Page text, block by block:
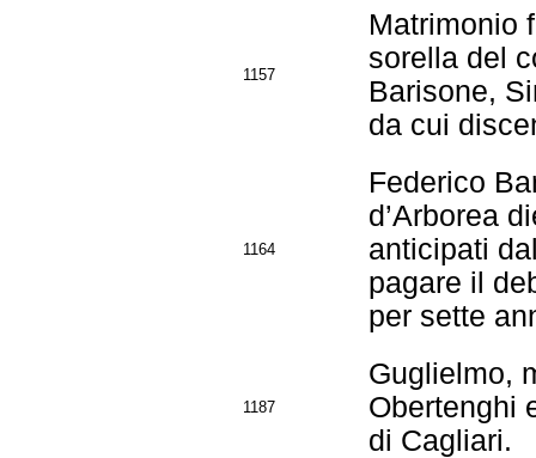
1157
Matrimonio
sorella del
Barisone,
da cui
1164
Federico
d’Arborea
anticipati
pagare il
per sette
1187
Guglielmo,
Obertenghi
di Cagliari.